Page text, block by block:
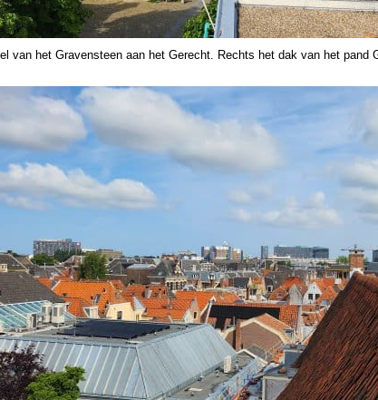
van het Gravensteen aan het Gerecht. Rechts het dak van het pand